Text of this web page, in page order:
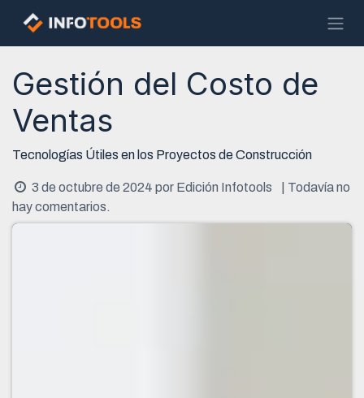
Ir al contenido
Gestión del Costo de
Ventas
Tecnologías Útiles en los Proyectos de Construcción
3 de octubre de 2024 por Edición Infotools
| Todavía no
hay comentarios.